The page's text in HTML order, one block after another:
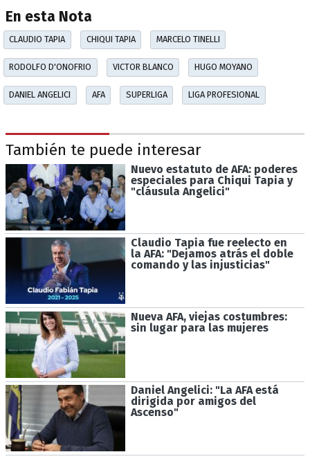
En esta Nota
CLAUDIO TAPIA CHIQUI TAPIA MARCELO TINELLI
RODOLFO D'ONOFRIO VICTOR BLANCO HUGO MOYANO
DANIEL ANGELICI AFA SUPERLIGA LIGA PROFESIONAL
También te puede interesar
Nuevo estatuto de AFA: poderes
especiales para Chiqui Tapia y
"cláusula Angelici"
Claudio Tapia fue reelecto en
la AFA: "Dejamos atrás el doble
comando y las injusticias"
Nueva AFA, viejas costumbres:
sin lugar para las mujeres
Daniel Angelici: "La AFA está
dirigida por amigos del
Ascenso"